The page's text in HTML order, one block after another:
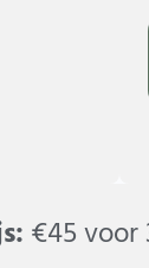
€45voor